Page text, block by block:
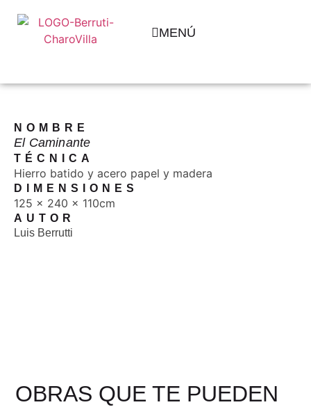
MENÚ
NOMBRE
El Caminante
TÉCNICA
Hierro batido y acero papel y madera
DIMENSIONES
125 x 240 x 110cm
AUTOR
Luis Berrutti
OBRAS QUE TE PUEDEN